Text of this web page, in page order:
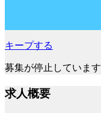
キープする
募集が停止しています
求人概要